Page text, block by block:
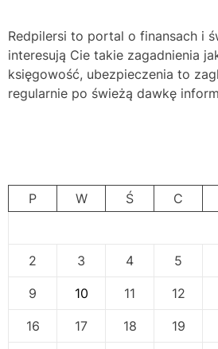
Redpilersi to portal o finansach i
interesują Cie takie zagadnienia
księgowość, ubezpieczenia to
regularnie po świeżą dawkę
P W Ś C
2 3 4 5
9 10 11 12
16 17 18 19